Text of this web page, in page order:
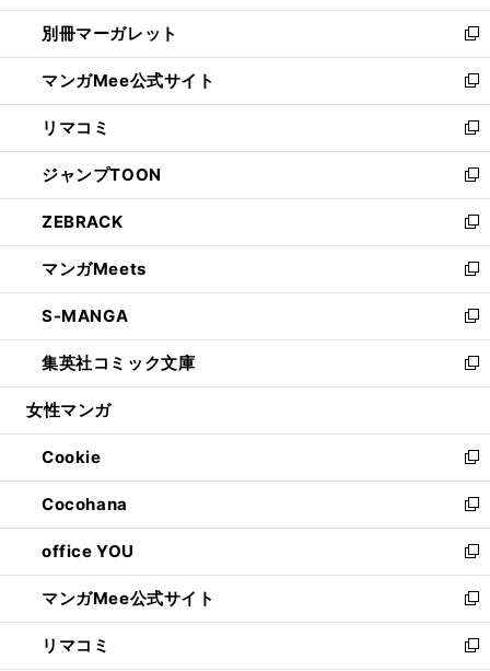
開
く
ウ
で
開
く
ウ
ィ
ン
ド
ウ
で
開
く
し
い
ウ
ィ
ン
ド
ウ
で
開
く
別冊マーガレット
新
し
い
ウ
ィ
ン
ド
ウ
で
開
く
マンガMee公式サイト
新
し
い
ウ
ィ
ン
ド
ウ
で
開
く
リマコミ
新
し
い
ウ
ィ
ン
ド
ウ
で
開
く
ジャンプTOON
新
し
い
ウ
ィ
ン
ド
ウ
で
開
ZEBRACK
新
し
い
ウ
ィ
ン
ド
ウ
開
く
マンガMeets
新
し
い
ウ
ィ
ン
ウ
で
開
く
S-MANGA
新
し
い
ウ
ン
ド
ウ
で
開
く
集英社コミック文庫
新
し
ウ
ィ
ン
ド
ウ
で
開
く
女性マンガ
Cookie
新
し
い
ウ
ィ
ン
ド
ウ
で
Cocohana
新
し
い
ウ
ィ
ン
ド
office YOU
新
し
い
ウ
ィ
マンガMee公式サイト
新
し
い
リマコミ
新